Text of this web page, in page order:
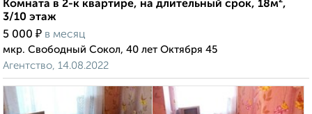
Комната в 2-к квартире, на длительный срок, 18м²,
3/10 этаж
5 000 ₽ в месяц
мкр. Свободный Сокол, 40 лет Октября 45
Агентство, 14.08.2022